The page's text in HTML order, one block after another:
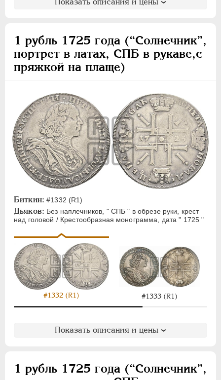
1 рубль 1725 года (“Солнечник”,
портрет в латах, СПБ в рукаве,с
пряжкой на плаще)
Биткин: #1332 (R1)
Дьяков: Без наплечников, " СПБ " в обрезе руки, крест
над головой / Крестообразная монограмма, дата " 1725 "
#1332 (R1) #1333 (R1)
Показать описания и цены
1 рубль 1725 года (“Солнечник”,